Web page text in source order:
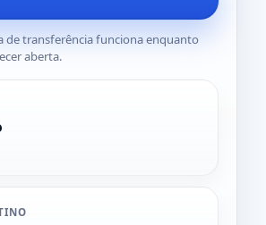
de transferência funciona enquanto
aberta.